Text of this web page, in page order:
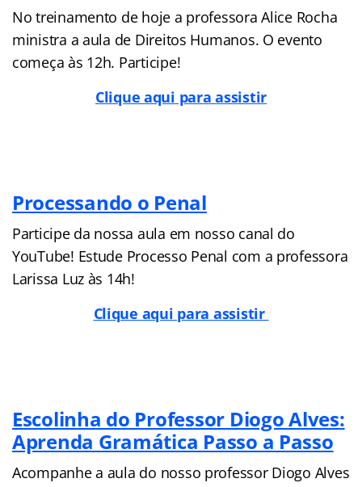
No treinamento de hoje a professora Alice Rocha
ministra a aula de Direitos Humanos. O evento
começa às 12h. Participe!
Clique aqui para assistir
Processando o Penal
Participe da nossa aula em nosso canal do
YouTube! Estude Processo Penal com a professora
Larissa Luz às 14h!
Clique aqui para assistir
Escolinha do Professor Diogo Alves:
Aprenda Gramática Passo a Passo
Acompanhe a aula do nosso professor Diogo Alves